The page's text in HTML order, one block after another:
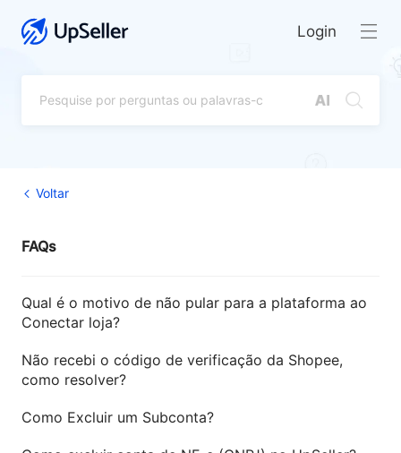
Login
Voltar
FAQs
Qual é o motivo de não pular para a plataforma ao
Conectar loja?
Não recebi o código de verificação da Shopee,
como resolver?
Como Excluir um Subconta?